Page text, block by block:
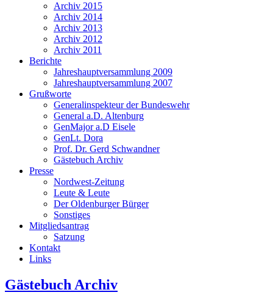
Archiv 2015
Archiv 2014
Archiv 2013
Archiv 2012
Archiv 2011
Berichte
Jahreshauptversammlung 2009
Jahreshauptversammlung 2007
Grußworte
Generalinspekteur der Bundeswehr
General a.D. Altenburg
GenMajor a.D Eisele
GenLt. Dora
Prof. Dr. Gerd Schwandner
Gästebuch Archiv
Presse
Nordwest-Zeitung
Leute & Leute
Der Oldenburger Bürger
Sonstiges
Mitgliedsantrag
Satzung
Kontakt
Links
Gästebuch Archiv